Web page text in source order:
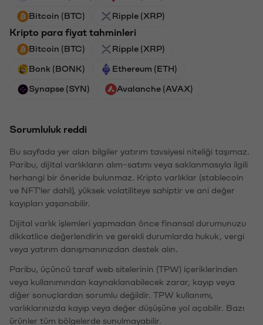
Bitcoin (BTC) Ripple (XRP)
Kripto para fiyat tahminleri
Bitcoin (BTC) Ripple (XRP)
Bonk (BONK) Ethereum (ETH)
Synapse (SYN) Avalanche (AVAX)
Sorumluluk reddi
Bu sayfada yer alan bilgiler yatırım tavsiyesi niteliği taşımaz.
Paribu, dijital varlıkların alım-satımı veya saklanmasıyla ilgili
herhangi bir öneride bulunmaz. Kripto varlıklar (stablecoin
ve NFT'ler dahil), yüksek volatiliteye sahiptir ve ani değer
kayıpları yaşanabilir.
Dijital varlık işlemleri yapmadan önce finansal durumunuzu
dikkatlice değerlendirin ve gerekli durumlarda hukuk, vergi
veya yatırım danışmanınızdan destek alın.
Paribu, üçüncü taraf web sitelerinin (TPW) içeriklerinden
veya kullanımından kaynaklanabilecek zarar, kayıp veya
diğer sonuçlardan sorumlu değildir. TPW kullanımı,
varlıklarınızda kayıp veya değer düşüşüne yol açabilir. Bazı
ürünler tüm bölgelerde sunulmayabilir.